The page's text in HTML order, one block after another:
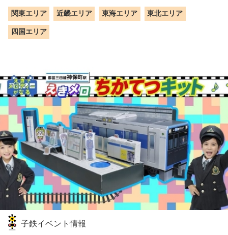
関東エリア 近畿エリア 東海エリア 東北エリア
四国エリア
子鉄イベント情報